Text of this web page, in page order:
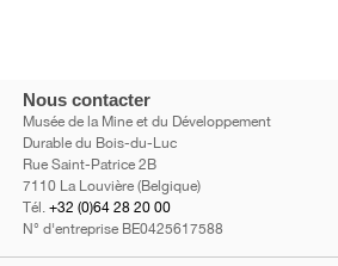
Nous contacter
Musée de la Mine et du Développement
Durable du Bois-du-Luc
Rue Saint-Patrice 2B
7110 La Louvière (Belgique)
Tél. +32 (0)64 28 20 00
N° d'entreprise BE0425617588